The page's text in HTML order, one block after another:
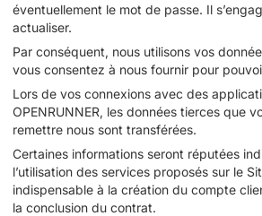
éventuellement le mot de passe. Il
actualiser.
Par conséquent, nous utilisons vos
vous consentez à nous fournir pour
Lors de vos connexions avec des
OPENRUNNER, les données tierces que
remettre nous sont transférées.
Certaines informations seront réputées
l’utilisation des services proposés sur le
indispensable à la création du compte
la conclusion du contrat.